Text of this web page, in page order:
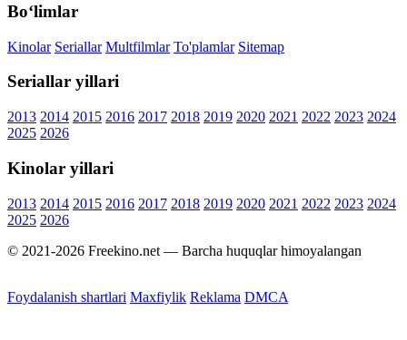
Bo‘limlar
Kinolar Seriallar Multfilmlar To'plamlar Sitemap
Seriallar yillari
2013 2014 2015 2016 2017 2018 2019 2020 2021 2022 2023 2024
2025 2026
Kinolar yillari
2013 2014 2015 2016 2017 2018 2019 2020 2021 2022 2023 2024
2025 2026
© 2021-2026 Freekino.net — Barcha huquqlar himoyalangan
Foydalanish shartlari Maxfiylik Reklama DMCA